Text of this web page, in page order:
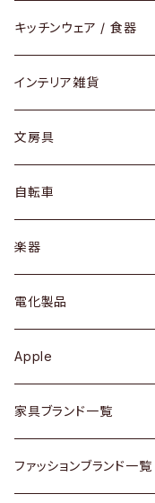
ダイニングセット / ダイ
ローテーブル / サイドテ
デスク / コンソール
ドレッサー
シェルフ
キュリオケース / 飾り棚
カップボード / 食器棚
チェスト
その他家具
テーブルランプ / デスクス
フロアライト
アクセサリー
リング
ピアス / イヤリング
財布
バッグ
アウター
トップス
ワンピース
ボトムス
靴
スカーフ
キッチンウェア / 食器
グラス / タンブラー
カップ / マグ
プレート / ボウル
カトラリー
ケトル / ティーポット
鍋 / フライパン
Vintage / ヴィンテージ
銀製品
インテリア雑貨
文房具
自転車
dahon
楽器
ギター
ベース
その他楽器
電化製品
Apple
家具ブランド一覧
ACME Furniture / アク
ファッションブランド一覧